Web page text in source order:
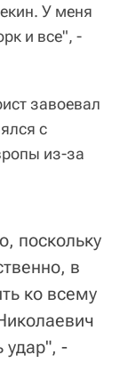
У меня
и все", -
завоевал
с
из-за
поскольку
в
ко всему
удар", -